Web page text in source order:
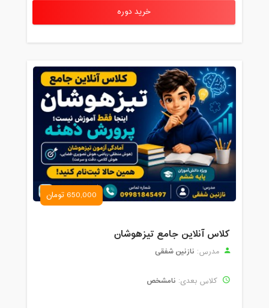
خرید دوره
650,000 تومان
کلاس آنلاین جامع تیزهوشان
مدرس: نازنین شفقی
کلاس بعدی: نامشخص